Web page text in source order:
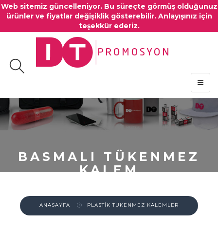
Web sitemiz güncelleniyor. Bu süreçte görmüş olduğunuz
ürünler ve fiyatlar değişiklik gösterebilir. Anlayışınız için
teşekkür ederiz.
BASMALI TÜKENMEZ
KALEM
ANASAYFA PLASTİK TÜKENMEZ KALEMLER